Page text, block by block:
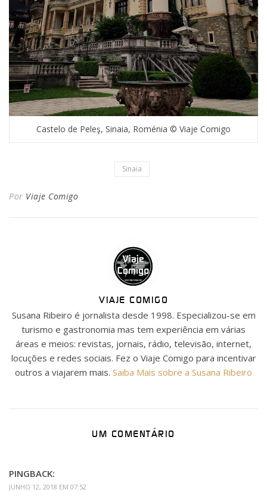
Castelo de Peleş, Sinaia, Roménia © Viaje Comigo
Sinaia
Por Viaje Comigo
VIAJE COMIGO
Susana Ribeiro é jornalista desde 1998. Especializou-se em
turismo e gastronomia mas tem experiência em várias
áreas e meios: revistas, jornais, rádio, televisão, internet,
locuções e redes sociais. Fez o Viaje Comigo para incentivar
outros a viajarem mais. Saiba Mais sobre a Susana Ribeiro
UM COMENTÁRIO
PINGBACK:
JUNHO 12, 2018 EM 07:52